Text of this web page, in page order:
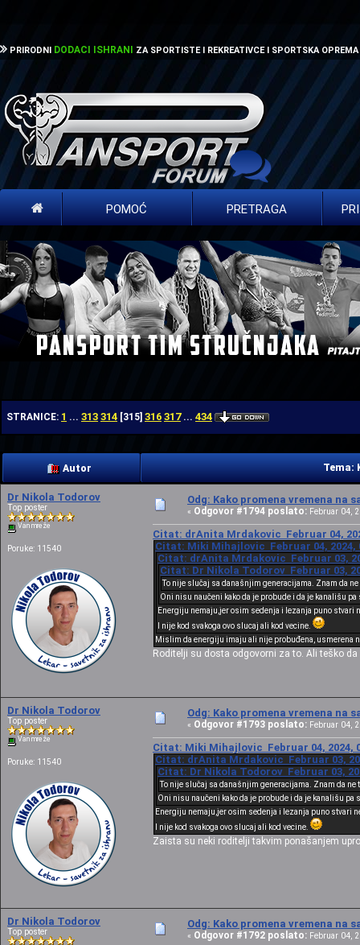
PRIRODNI DODACI ISHRANI ZA SPORTISTE I REKREATIVCE I SPORTSKA OPREMA
POMOĆ PRETRAGA
STRANICE: 1 ... 313 314 [315] 316 317 ... 434
Autor Tema:
Dr Nikola Todorov
Top poster
Van mreže
Poruke: 11540
Odg: Kako promena vremena na
« Odgovor #1794 poslato: Februar 04,
Citat: drAnita Mrdakovic Februar 04,
Citat: Miki Mihajlovic Februar 04, 2024,
Citat: drAnita Mrdakovic Februar 03,
Citat: Dr Nikola Todorov Februar 03,
To nije slučaj sa današnjim generacijama. Znam da
Oni nisu naučeni kako da je probude i da je kanališu
Energiju nemaju,jer osim sedenja i lezanja puno stvari
I nije kod svakoga ovo slucaj ali kod vecine.
Mislim da energiju imaju ali nije probuđena, usmerena
Roditelji su dosta odgovorni za to. Ali teško
Dr Nikola Todorov
Top poster
Van mreže
Poruke: 11540
Odg: Kako promena vremena na
« Odgovor #1793 poslato: Februar 04,
Citat: Miki Mihajlovic Februar 04, 2024,
Citat: drAnita Mrdakovic Februar 03,
Citat: Dr Nikola Todorov Februar 03,
To nije slučaj sa današnjim generacijama. Znam da
Oni nisu naučeni kako da je probude i da je kanališu
Energiju nemaju,jer osim sedenja i lezanja puno stvari
I nije kod svakoga ovo slucaj ali kod vecine.
Zaista su neki roditelji takvim ponašanjem
Dr Nikola Todorov
Top poster
Odg: Kako promena vremena na
« Odgovor #1792 poslato: Februar 04,